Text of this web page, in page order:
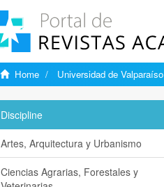
Home Universidad de Valparaíso
Discipline
Artes, Arquitectura y Urbanismo
Ciencias Agrarias, Forestales y